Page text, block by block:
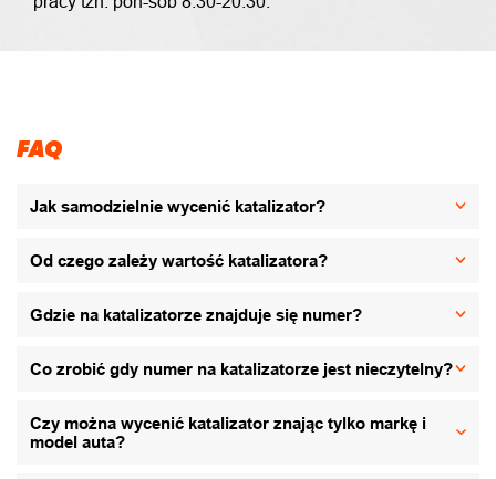
FAQ
Jak samodzielnie wycenić katalizator?
Od czego zależy wartość katalizatora?
Gdzie na katalizatorze znajduje się numer?
Co zrobić gdy numer na katalizatorze jest nieczytelny?
Czy można wycenić katalizator znając tylko markę i
model auta?